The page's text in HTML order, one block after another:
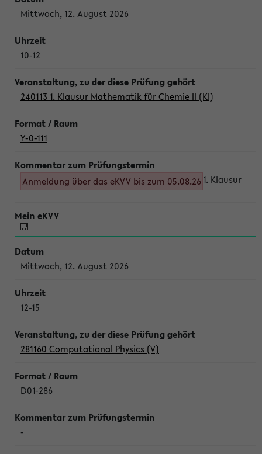
Mittwoch, 12. August 2026
10-12
240113 1. Klausur Mathematik für Chemie II (Kl)
Y-0-111
Anmeldung über das eKVV bis zum 05.08.26 1. Klausur
Mittwoch, 12. August 2026
12-15
281160 Computational Physics (V)
D01-286
-